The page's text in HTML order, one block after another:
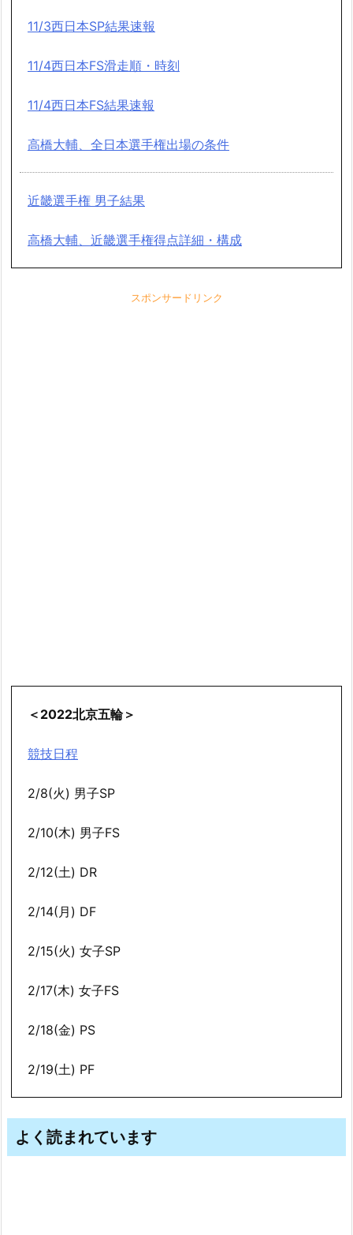
11/3西日本SP結果速報
11/4西日本FS滑走順・時刻
11/4西日本FS結果速報
高橋大輔、全日本選手権出場の条件
近畿選手権 男子結果
高橋大輔、近畿選手権得点詳細・構成
スポンサードリンク
＜2022北京五輪＞
競技日程
2/8(火) 男子SP
2/10(木) 男子FS
2/12(土) DR
2/14(月) DF
2/15(火) 女子SP
2/17(木) 女子FS
2/18(金) PS
2/19(土) PF
よく読まれています